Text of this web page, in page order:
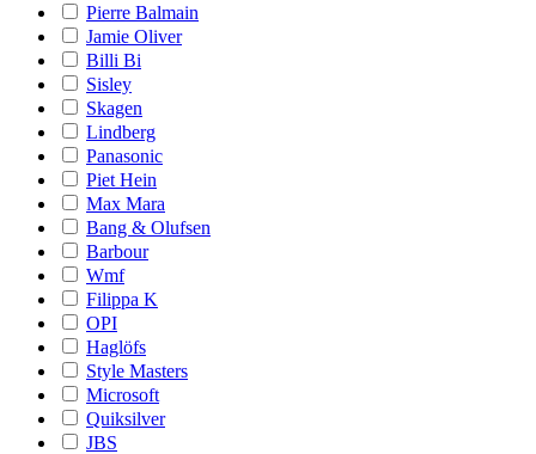
Pierre Balmain
Jamie Oliver
Billi Bi
Sisley
Skagen
Lindberg
Panasonic
Piet Hein
Max Mara
Bang & Olufsen
Barbour
Wmf
Filippa K
OPI
Haglöfs
Style Masters
Microsoft
Quiksilver
JBS